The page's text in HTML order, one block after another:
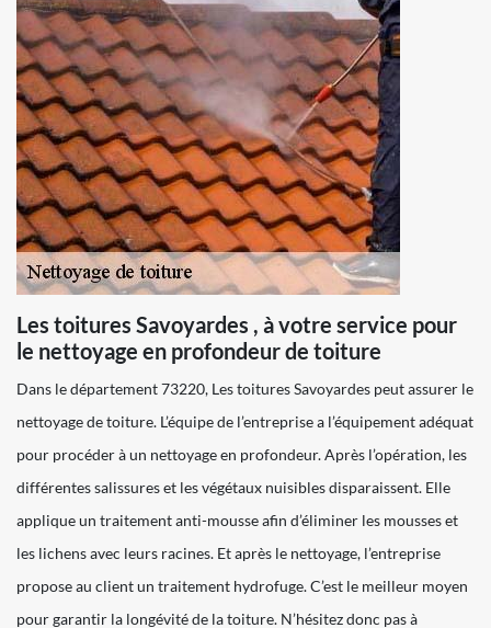
Les toitures Savoyardes , à votre service pour
le nettoyage en profondeur de toiture
Dans le département 73220, Les toitures Savoyardes peut assurer le
nettoyage de toiture. L’équipe de l’entreprise a l’équipement adéquat
pour procéder à un nettoyage en profondeur. Après l’opération, les
différentes salissures et les végétaux nuisibles disparaissent. Elle
applique un traitement anti-mousse afin d’éliminer les mousses et
les lichens avec leurs racines. Et après le nettoyage, l’entreprise
propose au client un traitement hydrofuge. C’est le meilleur moyen
pour garantir la longévité de la toiture. N’hésitez donc pas à